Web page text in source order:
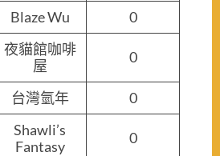
Blaze Wu 0
夜貓館咖啡
屋
0
台灣氫年 0
Shawli’s
Fantasy
0